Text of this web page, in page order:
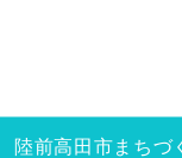
陸前高田市まち